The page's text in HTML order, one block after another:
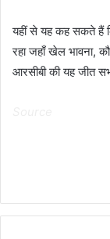
यहीं से यह कह सकते हैं
रहा जहाँ खेल भावना,
आरसीबी की यह जीत